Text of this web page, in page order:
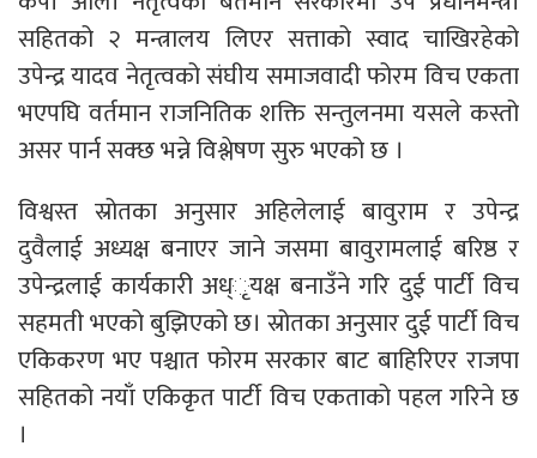
सहितको २ मन्त्रालय लिएर सत्ताको स्वाद चाखिरहेको
उपेन्द्र यादव नेतृत्वको संघीय समाजवादी फोरम विच एकता
भएपघि वर्तमान राजनितिक शक्ति सन्तुलनमा यसले कस्तो
असर पार्न सक्छ भन्ने विश्लेषण सुरु भएको छ ।
विश्वस्त स्रोतका अनुसार अहिलेलाई बावुराम र उपेन्द्र
दुवैलाई अध्यक्ष बनाएर जाने जसमा बावुरामलाई बरिष्ठ र
उपेन्द्रलाई कार्यकारी अध्ृयक्ष बनाउँने गरि दुई पार्टी विच
सहमती भएको बुझिएको छ। स्रोतका अनुसार दुई पार्टी विच
एकिकरण भए पश्चात फोरम सरकार बाट बाहिरिएर राजपा
सहितको नयाँ एकिकृत पार्टी विच एकताको पहल गरिने छ
।